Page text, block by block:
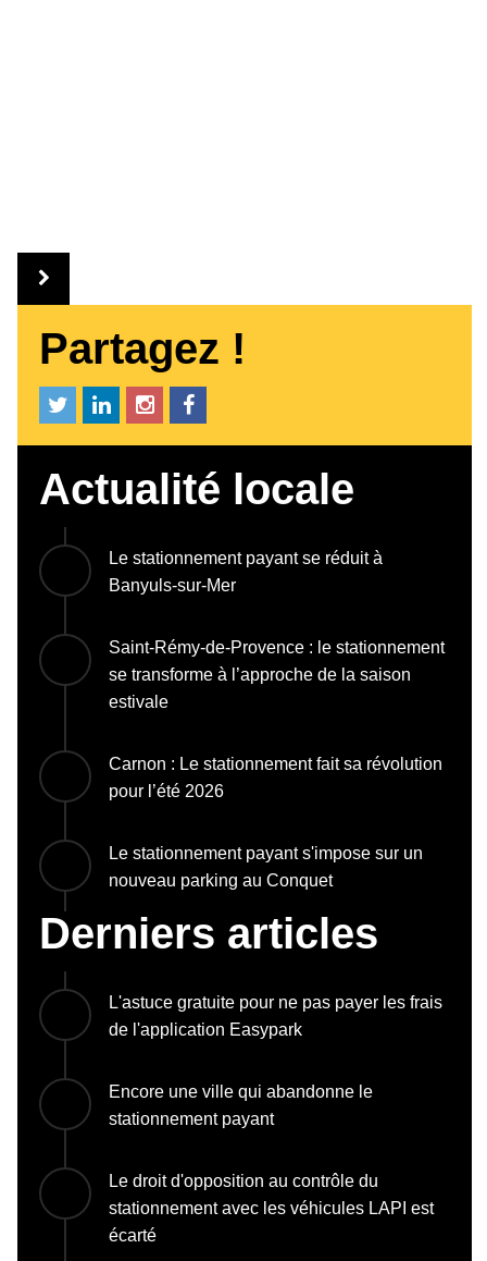
Partagez !
Actualité locale
Le stationnement payant se réduit à
Banyuls-sur-Mer
Saint-Rémy-de-Provence : le stationnement
se transforme à l’approche de la saison
estivale
Carnon : Le stationnement fait sa révolution
pour l’été 2026
Le stationnement payant s'impose sur un
nouveau parking au Conquet
Derniers articles
L'astuce gratuite pour ne pas payer les frais
de l'application Easypark
Encore une ville qui abandonne le
stationnement payant
Le droit d'opposition au contrôle du
stationnement avec les véhicules LAPI est
écarté